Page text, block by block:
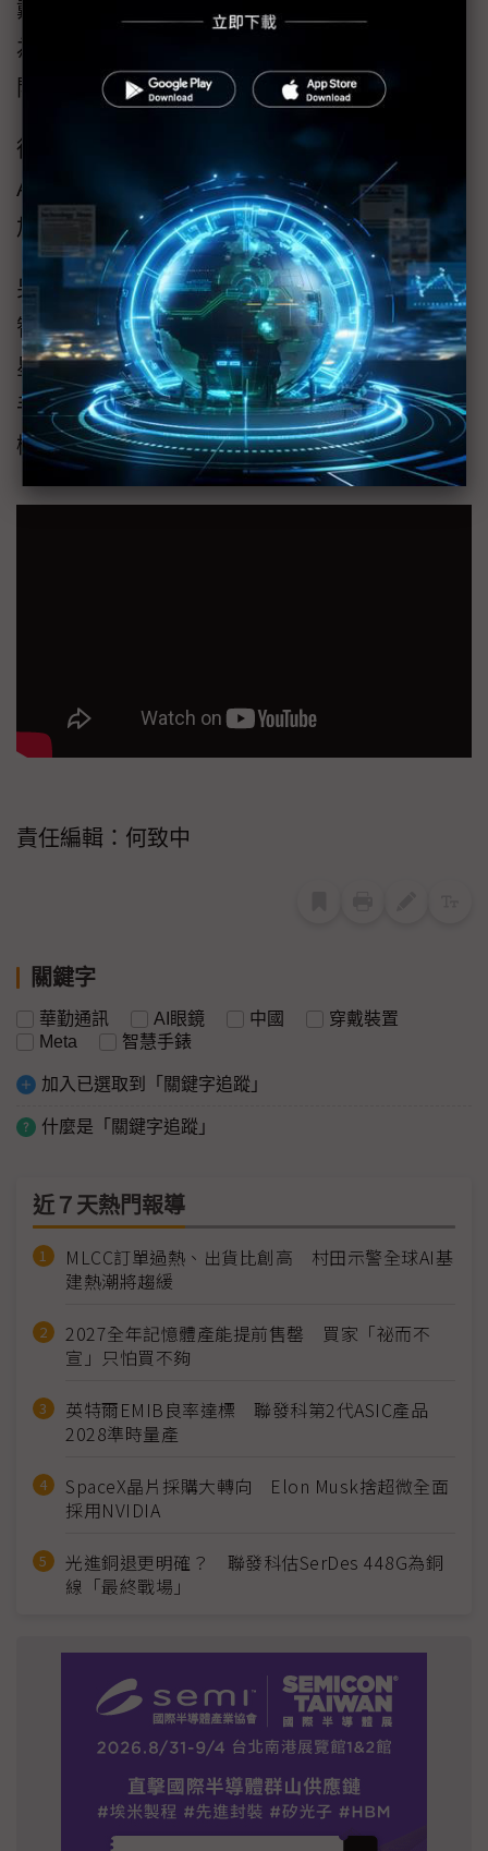
戴裝置、Ray-Ban Meta智慧眼鏡迭代多次，較
為成熟，同時醞釀智慧手錶、神經腕帶等新品
開發。
從集團角度來看，Meta近期更是大張旗鼓挖角
AI人才，純以穿戴裝置角度分析，功能如何更
加智慧，是外界關注所在。
另如Google 7月上旬已宣布，Gemini模型登陸
智慧手錶Wear OS系統，支援旗下Pixel、三
星、小米、Oppo、OnePlus等合作夥伴的智慧
手錶，這也更彰顯了生成式AI熱潮正從智慧手
機蔓延到各種穿戴裝置。
責任編輯：何致中
關鍵字
華勤通訊 AI眼鏡 中國
穿戴裝置
Meta
智慧手錶
加入已選取到「關鍵字追蹤」
什麼是「關鍵字追蹤」
近７天熱門報導
MLCC訂單過熱、出貨比創高 村田示警全球AI基
建熱潮將趨緩
2027全年記憶體產能提前售罄 買家「祕而不
宣」只怕買不夠
英特爾EMIB良率達標 聯發科第2代ASIC產品
2028準時量產
SpaceX晶片採購大轉向 Elon Musk捨超微全面
採用NVIDIA
光進銅退更明確？ 聯發科估SerDes 448G為銅
線「最終戰場」